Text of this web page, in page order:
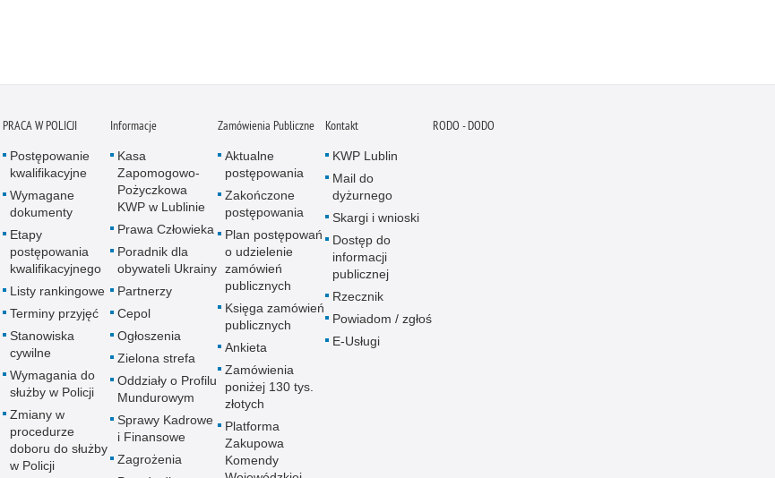
PRACA W POLICJI
Postępowanie
kwalifikacyjne
Wymagane
dokumenty
Etapy
postępowania
kwalifikacyjnego
Listy rankingowe
Terminy przyjęć
Stanowiska
cywilne
Wymagania do
służby w Policji
Zmiany w
procedurze
doboru do służby
w Policji
Informacje
Kasa
Zapomogowo-
Pożyczkowa
KWP w Lublinie
Prawa Człowieka
Poradnik dla
obywateli Ukrainy
Partnerzy
Cepol
Ogłoszenia
Zielona strefa
Oddziały o Profilu
Mundurowym
Sprawy Kadrowe
i Finansowe
Zagrożenia
Zamówienia Publiczne
Aktualne
postępowania
Zakończone
postępowania
Plan postępowań
o udzielenie
zamówień
publicznych
Księga zamówień
publicznych
Ankieta
Zamówienia
poniżej 130 tys.
złotych
Platforma
Zakupowa
Komendy
Kontakt
KWP Lublin
Mail do
dyżurnego
Skargi i wnioski
Dostęp do
informacji
publicznej
Rzecznik
Powiadom / zgłoś
E-Usługi
RODO - DODO